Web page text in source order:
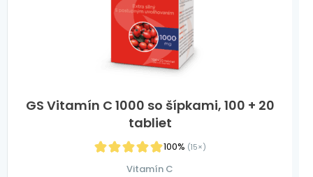
GS Vitamín C 1000 so šípkami, 100 + 20
tabliet
100% (15×)
Vitamín C